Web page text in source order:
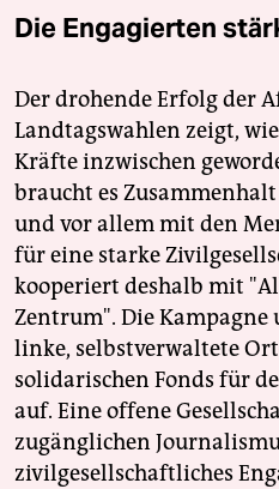
Die Engagierten
Der drohende Erfolg der
Landtagswahlen zeigt,
Kräfte inzwischen
braucht es
und vor allem mit den
für eine starke
kooperiert deshalb mit
Zentrum". Die
linke, selbstverwaltete
solidarischen Fonds für
auf. Eine offene
zugänglichen
zivilgesellschaftliches